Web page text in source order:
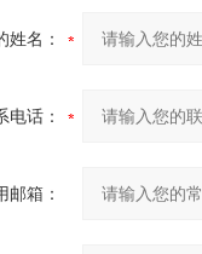
姓名：
电话：
邮箱：